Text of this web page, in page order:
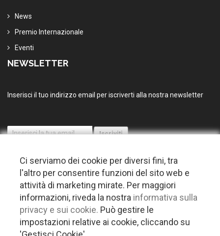
News
Premio Internazionale
Eventi
NEWSLETTER
Inserisci il tuo indirizzo email per iscriverti alla nostra newsletter
© 2026 Copyright Puglia nel mondo. Tutti i diritti riservati |Privacy
-Cookie policy-Gestisci Cookie -
Ci serviamo dei cookie per diversi fini, tra
l'altro per consentire funzioni del sito web e
attività di marketing mirate. Per maggiori
informazioni, riveda la nostra informativa sulla
privacy e sui cookie. Può gestire le
impostazioni relative ai cookie, cliccando su
Questo plugin utilizza cookie per raccogliere dati e cookie di terze parti